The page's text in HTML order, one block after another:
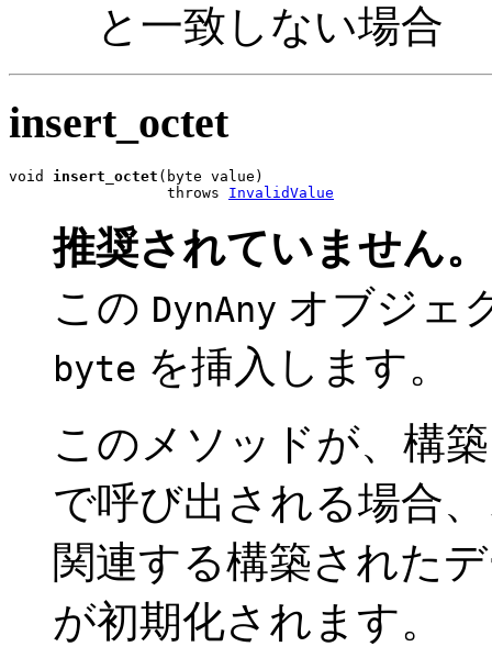
と一致しない場合
insert_octet
void insert_octet (byte value)
                  throws
InvalidValue
推奨されていません。
この DynAny オブジェ
byte を挿入します。
このメソッドが、構
で呼び出される場合
関連する構築された
が初期化されます。